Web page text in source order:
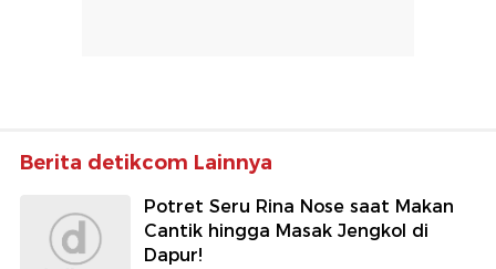
Berita detikcom Lainnya
Potret Seru Rina Nose saat Makan
Cantik hingga Masak Jengkol di
Dapur!